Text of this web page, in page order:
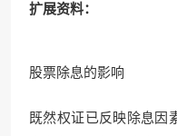
扩展资料：
股票除息的影响
既然权证已反映除息因